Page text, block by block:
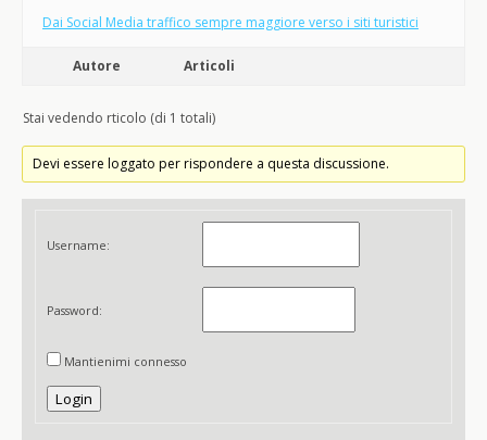
Dai Social Media traffico sempre maggiore verso i siti turistici
Autore Articoli
Stai vedendo rticolo (di 1 totali)
Devi essere loggato per rispondere a questa discussione.
Username:
Password:
Mantienimi connesso
Login